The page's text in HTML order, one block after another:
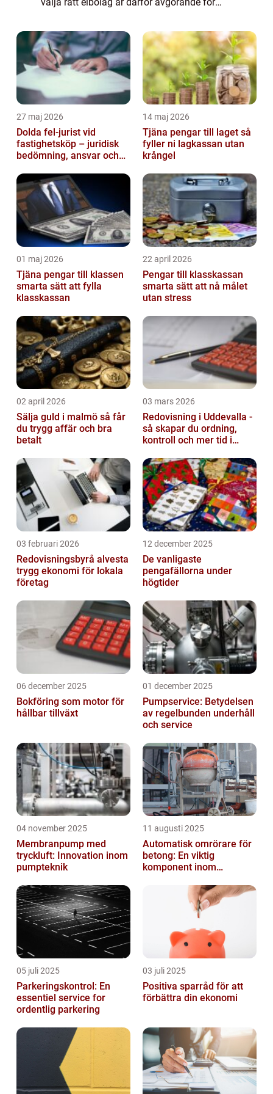
denna artikel kommer vi at...
27 maj 2026
Dolda fel-jurist vid
fastighetsköp – juridisk
bedömning, ansvar och
tvister...
14 maj 2026
Tjäna pengar till laget så
fyller ni lagkassan utan
krångel
01 maj 2026
Tjäna pengar till klassen
smarta sätt att fylla
klasskassan
22 april 2026
Pengar till klasskassan
smarta sätt att nå målet
utan stress
02 april 2026
Sälja guld i malmö så får
du trygg affär och bra
betalt
03 mars 2026
Redovisning i Uddevalla -
så skapar du ordning,
kontroll och mer tid i
03 februari 2026
Redovisningsbyrå alvesta
trygg ekonomi för lokala
företag
12 december 2025
De vanligaste
pengafällorna under
högtider
06 december 2025
Bokföring som motor för
hållbar tillväxt
01 december 2025
Pumpservice: Betydelsen
av regelbunden underhåll
och service
04 november 2025
Membranpump med
tryckluft: Innovation inom
pumpteknik
11 augusti 2025
Automatisk omrörare för
betong: En viktig
komponent inom
05 juli 2025
Parkeringskontrol: En
essentiel service for
ordentlig parkering
03 juli 2025
Positiva sparråd för att
förbättra din ekonomi